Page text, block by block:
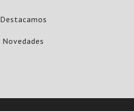
Destacamos
Novedades